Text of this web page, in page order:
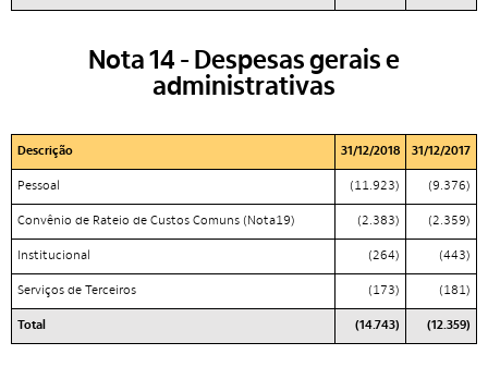
Nota 14 - Despesas gerais e
administrativas
Descrição 31/12/2018 31/12/2017
Pessoal (11.923) (9.376)
Convênio de Rateio de Custos Comuns (Nota19) (2.383) (2.359)
Institucional (264) (443)
Serviços de Terceiros (173) (181)
Total (14.743) (12.359)